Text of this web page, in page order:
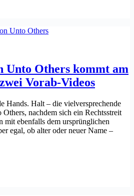
Unto Others kommt am
Vorab-Videos
Hands. Halt – die vielversprechende
nachdem sich ein Rechtsstreit
mit ebenfalls dem ursprünglichen
egal, ob alter oder neuer Name –